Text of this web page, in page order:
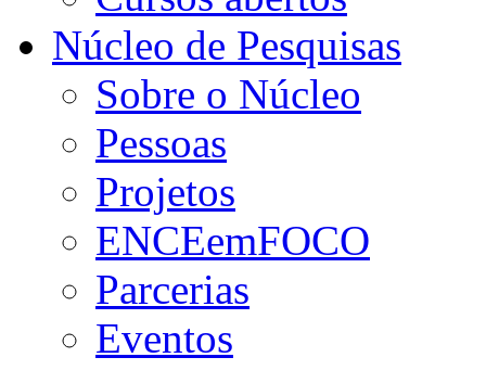
Núcleo de Pesquisas
Sobre o Núcleo
Pessoas
Projetos
ENCEemFOCO
Parcerias
Eventos